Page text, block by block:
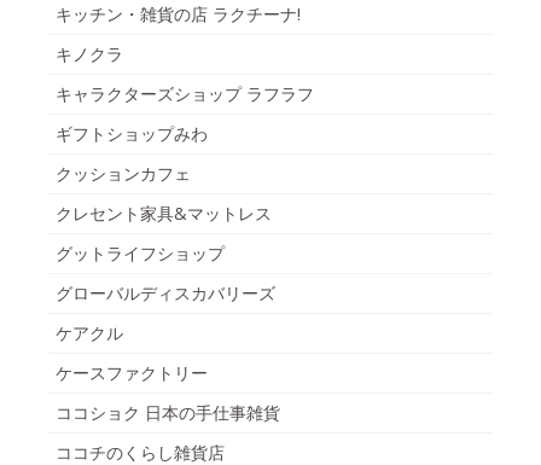
キッチン・雑貨の店 ラクチーナ!
キノクラ
キャラクターズショップ ラフラフ
ギフトショップみわ
クッションカフェ
クレセント家具&マットレス
グットライフショップ
グローバルディスカバリーズ
ケアクル
ケースファクトリー
ココショク 日本の手仕事雑貨
ココチのくらし雑貨店